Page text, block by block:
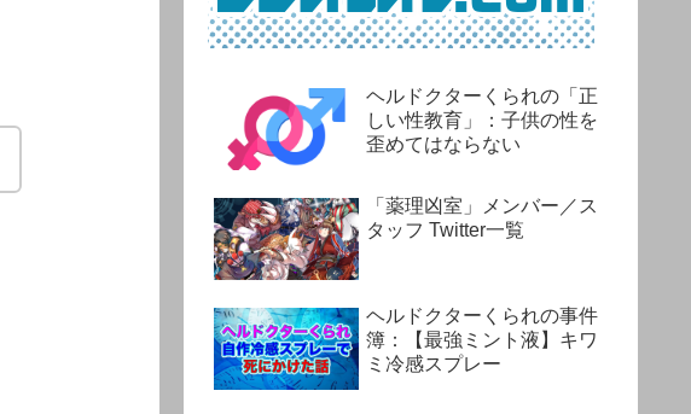
ヘルドクターくられの「正
しい性教育」：子供の性を
歪めてはならない
「薬理凶室」メンバー／ス
タッフ Twitter一覧
ヘルドクターくられの事件
簿：【最強ミント液】キワ
ミ冷感スプレー